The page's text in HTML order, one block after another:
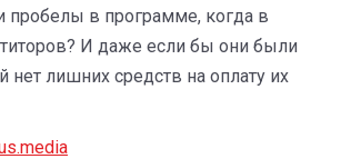
пробелы в программе, когда в
И даже если бы они были
нет лишних средств на оплату их